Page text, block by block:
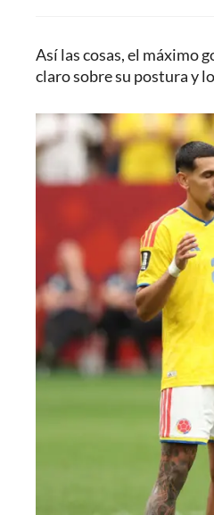
Así las cosas, el máximo
claro sobre su postura y